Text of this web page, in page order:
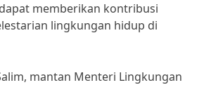
memberikan kontribusi
lingkungan hidup di
mantan Menteri Lingkungan